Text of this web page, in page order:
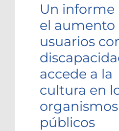
Un informe
el aumento
usuarios
accede a la
cultura en
organismos
públicos